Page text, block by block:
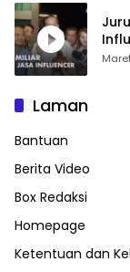
Laman
Bantuan
Berita Video
Box Redaksi
Homepage
Ketentuan dan